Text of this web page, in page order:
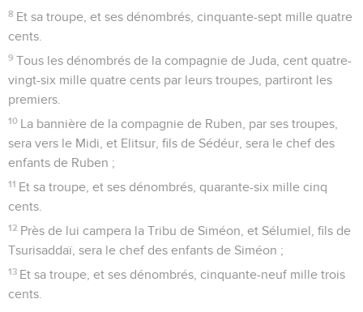
8 Et sa troupe, et ses dénombrés, cinquante-sept mille quatre
cents.
9 Tous les dénombrés de la compagnie de Juda, cent quatre-
vingt-six mille quatre cents par leurs troupes, partiront les
premiers.
10 La bannière de la compagnie de Ruben, par ses troupes,
sera vers le Midi, et Elitsur, fils de Sédéur, sera le chef des
enfants de Ruben ;
11 Et sa troupe, et ses dénombrés, quarante-six mille cinq
cents.
12 Près de lui campera la Tribu de Siméon, et Sélumiel, fils de
Tsurisaddaï, sera le chef des enfants de Siméon ;
13 Et sa troupe, et ses dénombrés, cinquante-neuf mille trois
cents.